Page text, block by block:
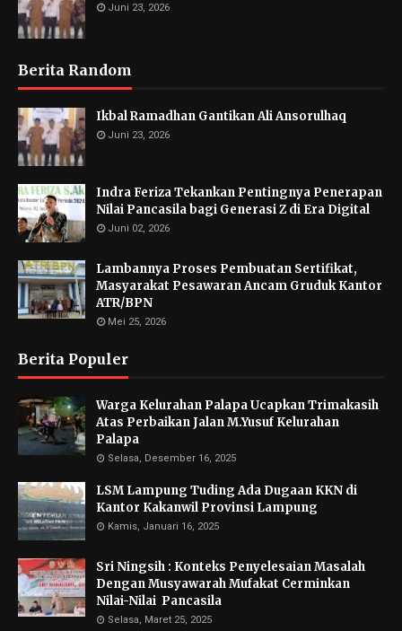
Juni 23, 2026
Berita Random
Ikbal Ramadhan Gantikan Ali Ansorulhaq
Juni 23, 2026
Indra Feriza Tekankan Pentingnya Penerapan
Nilai Pancasila bagi Generasi Z di Era Digital
Juni 02, 2026
Lambannya Proses Pembuatan Sertifikat,
Masyarakat Pesawaran Ancam Gruduk Kantor
ATR/BPN
Mei 25, 2026
Berita Populer
Warga Kelurahan Palapa Ucapkan Trimakasih
Atas Perbaikan Jalan M.Yusuf Kelurahan
Palapa
Selasa, Desember 16, 2025
LSM Lampung Tuding Ada Dugaan KKN di
Kantor Kakanwil Provinsi Lampung
Kamis, Januari 16, 2025
Sri Ningsih : Konteks Penyelesaian Masalah
Dengan Musyawarah Mufakat Cerminkan
Nilai-Nilai Pancasila
Selasa, Maret 25, 2025